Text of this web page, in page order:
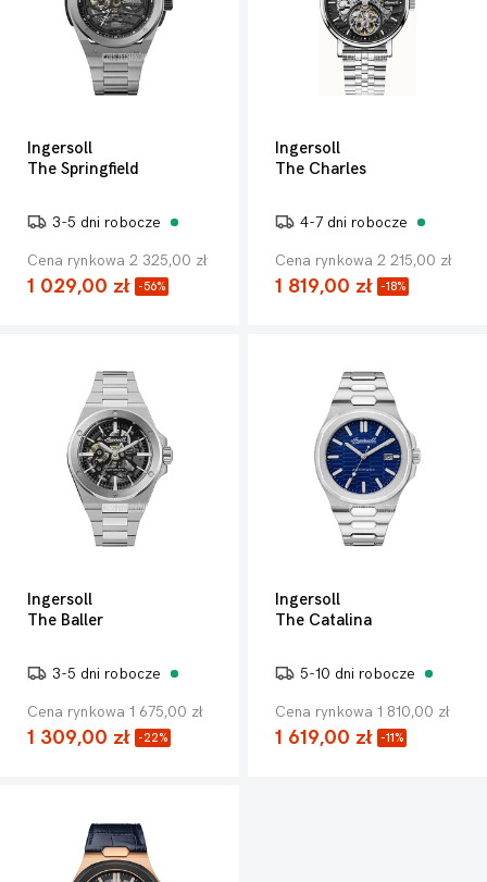
Ingersoll
The Springfield
3-5 dni robocze
Cena rynkowa 2 325,00 zł
1 029,00 zł -56%
Ingersoll
The Charles
4-7 dni robocze
Cena rynkowa 2 215,00 zł
1 819,00 zł -18%
Ingersoll
The Baller
3-5 dni robocze
Cena rynkowa 1 675,00 zł
1 309,00 zł -22%
Ingersoll
The Catalina
5-10 dni robocze
Cena rynkowa 1 810,00 zł
1 619,00 zł -11%